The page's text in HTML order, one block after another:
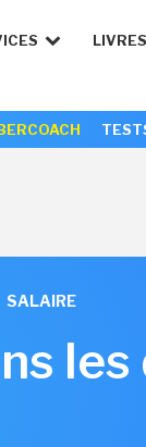
SALAIRE